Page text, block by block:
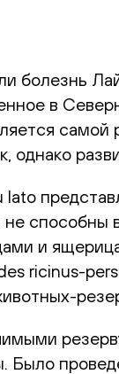
болезнь
в
однако
способны
и
ricinus-
Было